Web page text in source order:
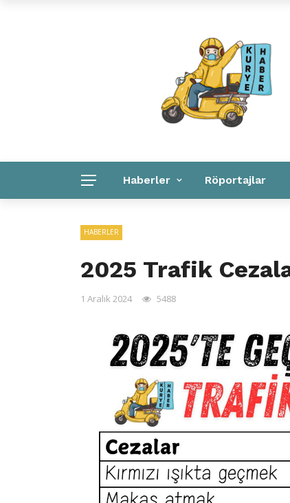
Haberler Röportajlar
HABERLER
2025 Trafik
1 Aralık 2024 5488